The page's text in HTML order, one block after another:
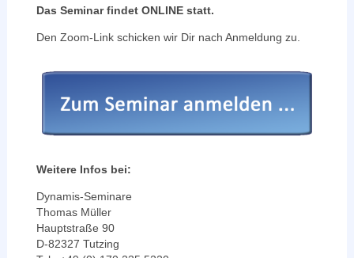
Das Seminar findet ONLINE statt.
Den Zoom-Link schicken wir Dir nach Anmeldung zu.
Weitere Infos bei:
Dynamis-Seminare
Thomas Müller
Hauptstraße 90
D-82327 Tutzing